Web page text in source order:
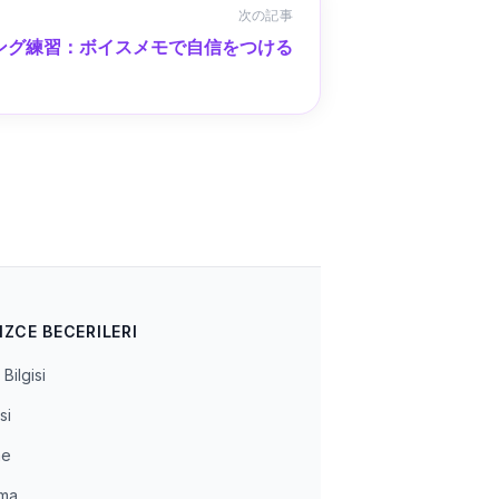
次の記事
練習：ボイスメモで自信をつける
BECERILERI
Bilgisi